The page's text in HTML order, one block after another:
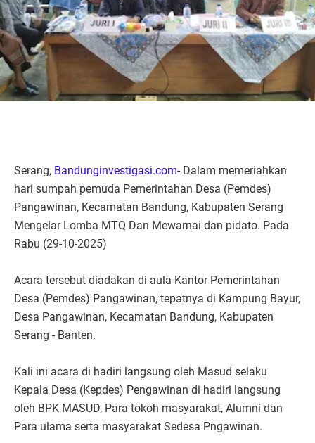
Serang, Bandunginvestigasi.com-Dalam memeriahkan
hari sumpah pemuda Pemerintahan Desa (Pemdes)
Pangawinan, Kecamatan Bandung, Kabupaten Serang
Mengelar Lomba MTQ Dan Mewarnai dan pidato. Pada
Rabu (29-10-2025)
Acara tersebut diadakan di aula Kantor Pemerintahan
Desa (Pemdes) Pangawinan, tepatnya di Kampung Bayur,
Desa Pangawinan, Kecamatan Bandung, Kabupaten
Serang - Banten.
Kali ini acara di hadiri langsung oleh Masud selaku
Kepala Desa (Kepdes) Pengawinan di hadiri langsung
oleh BPK MASUD, Para tokoh masyarakat, Alumni dan
Para ulama serta masyarakat Sedesa Pngawinan.